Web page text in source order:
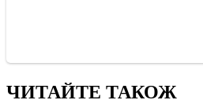
ЧИТАЙТЕ ТАКОЖ